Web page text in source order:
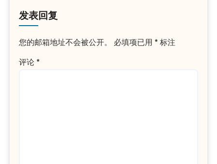
发表回复
您的邮箱地址不会被公开。 必填项已用 * 标注
评论 *